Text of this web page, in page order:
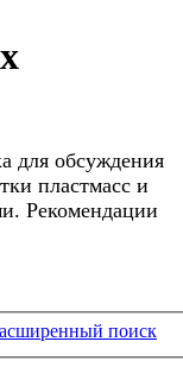
для обсуждения
пластмасс и
Рекомендации
поиск